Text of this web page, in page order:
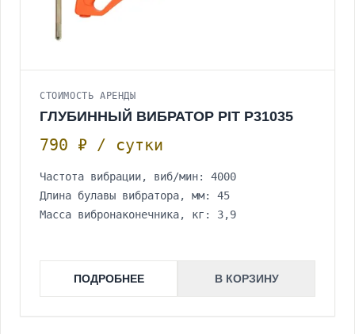
СТОИМОСТЬ АРЕНДЫ
ГЛУБИННЫЙ ВИБРАТОР PIT P31035
790 ₽ / сутки
Частота вибрации, виб/мин: 4000
Длина булавы вибратора, мм: 45
Масса вибронаконечника, кг: 3,9
ПОДРОБНЕЕ В КОРЗИНУ